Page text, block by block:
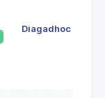
Diagadhoc